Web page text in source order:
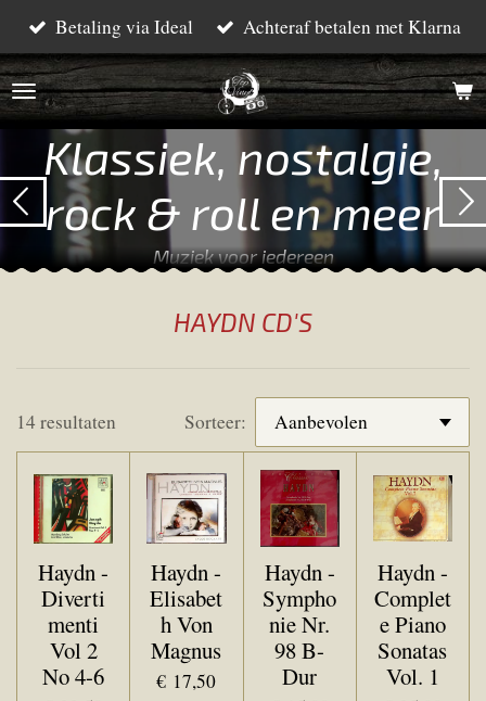
Ga
direct
naar
hoofdinhoud
Betaling via Ideal Achteraf betalen met Klarna
Klassiek, nostalgie,
rock & roll en meer
Muziek voor iedereen
HAYDN CD'S
14 resultaten Sorteer:
Haydn -
Diverti
menti
Vol 2
No 4-6
Haydn -
Elisabet
h Von
Magnus
€ 17,50
Haydn -
Sympho
nie Nr.
98 B-
Dur
Haydn -
Complet
e Piano
Sonatas
Vol. 1